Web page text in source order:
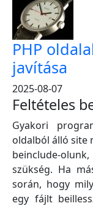
PHP
javítása
2025-08-07
Feltételes
Gyakori
oldalból álló site
beinclude-
szükség. Ha
során, hogy
egy fájlt